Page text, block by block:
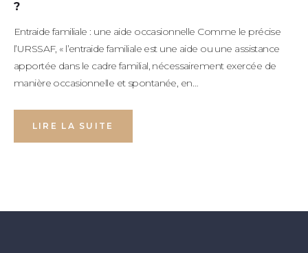
?
Entraide familiale : une aide occasionnelle Comme le précise
l’URSSAF, « l’entraide familiale est une aide ou une assistance
apportée dans le cadre familial, nécessairement exercée de
manière occasionnelle et spontanée, en…
LIRE LA SUITE